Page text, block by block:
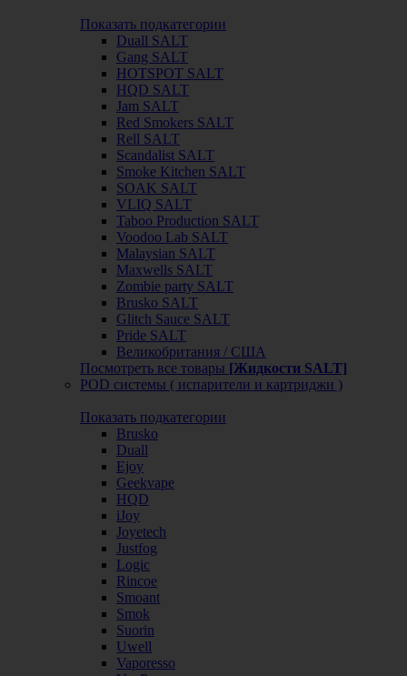
Показать подкатегории
Duall SALT
Gang SALT
HOTSPOT SALT
HQD SALT
Jam SALT
Red Smokers SALT
Rell SALT
Scandalist SALT
Smoke Kitchen SALT
SOAK SALT
VLIQ SALT
Taboo Production SALT
Voodoo Lab SALT
Malaysian SALT
Maxwells SALT
Zombie party SALT
Brusko SALT
Glitch Sauce SALT
Pride SALT
Великобритания / США
Посмотреть все товары [Жидкости SALT]
POD системы ( испарители и картриджи )
Показать подкатегории
Brusko
Duall
Ejoy
Geekvape
HQD
iJoy
Joyetech
Justfog
Logic
Rincoe
Smoant
Smok
Suorin
Uwell
Vaporesso